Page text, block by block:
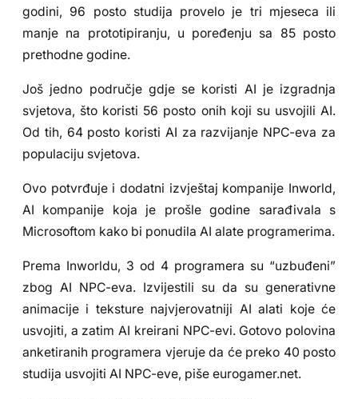
godini, 96 posto studija provelo je tri mjeseca ili
manje na prototipiranju, u poređenju sa 85 posto
prethodne godine.
Još jedno područje gdje se koristi AI je izgradnja
svjetova, što koristi 56 posto onih koji su usvojili AI.
Od tih, 64 posto koristi AI za razvijanje NPC-eva za
populaciju svjetova.
Ovo potvrđuje i dodatni izvještaj kompanije Inworld,
AI kompanije koja je prošle godine sarađivala s
Microsoftom kako bi ponudila AI alate programerima.
Prema Inworldu, 3 od 4 programera su “uzbuđeni”
zbog AI NPC-eva. Izvijestili su da su generativne
animacije i teksture najvjerovatniji AI alati koje će
usvojiti, a zatim AI kreirani NPC-evi. Gotovo polovina
anketiranih programera vjeruje da će preko 40 posto
studija usvojiti AI NPC-eve, piše eurogamer.net.